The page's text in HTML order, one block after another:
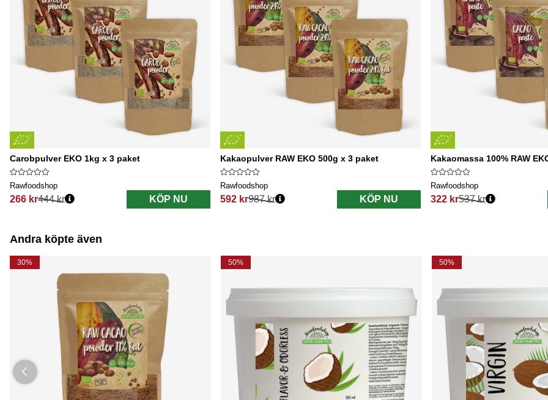
Carobpulver EKO 1kg x 3 paket
Rawfoodshop
266 kr
Ordinarie pris:
444 kr KÖP NU
Kakaopulver RAW EKO 500g x 3 paket
Rawfoodshop
592 kr
Ordinarie pris:
987 kr KÖP NU
Kakaomassa 100% RAW
Rawfoodshop
322 kr
Ordinarie pris:
537 kr
Andra köpte även
30% 50% 50%